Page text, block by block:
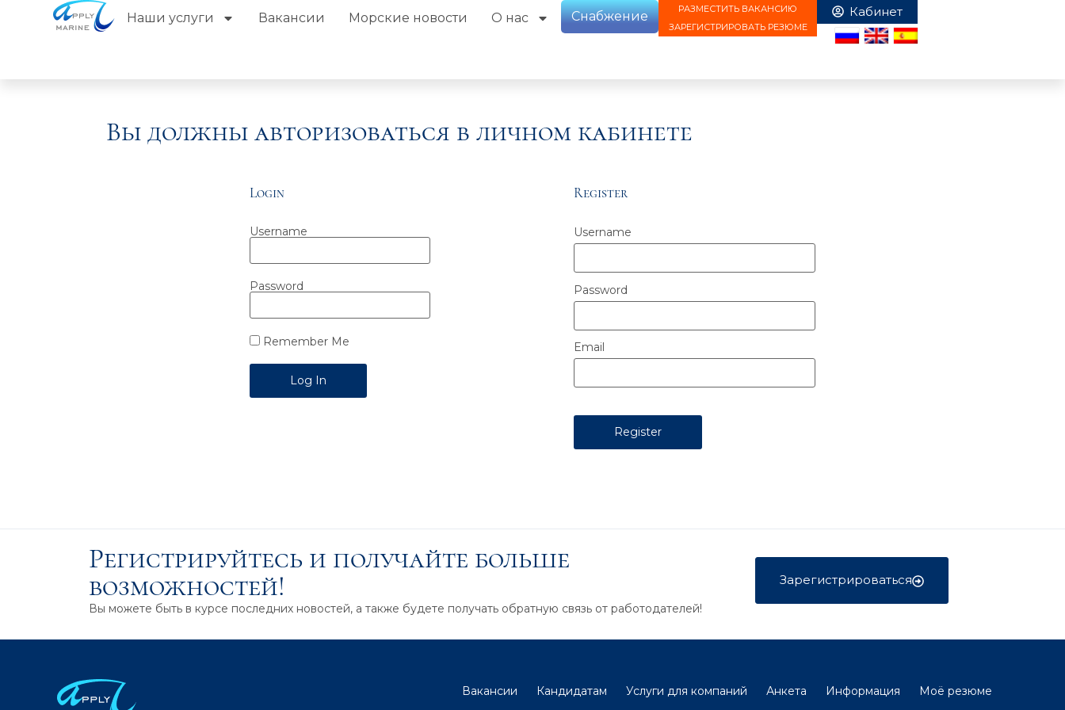
Наши услуги Вакансии Морские новости О нас Снабжение
РАЗМЕСТИТЬ ВАКАНСИЮ
ЗАРЕГИСТРИРОВАТЬ РЕЗЮМЕ
Вы должны авторизоваться в личном кабинете
Login
Username
Password
Remember Me
Register
Username
Password
Email
Регистрируйтесь и получайте больше
возможностей!
Вы можете быть в курсе последних новостей, а также будете получать обратную связь от работодателей!
Зарегистрироваться
Вакансии Кандидатам Услуги для компаний Анкета Информация
Моё резюме